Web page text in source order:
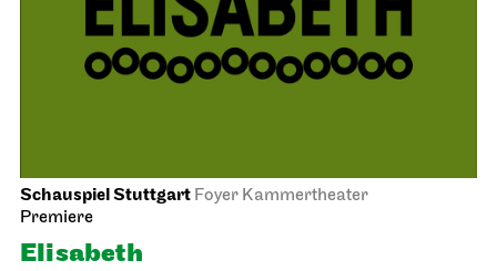
Schauspiel Stuttgart Foyer Kammertheater
Premiere
Elisabeth